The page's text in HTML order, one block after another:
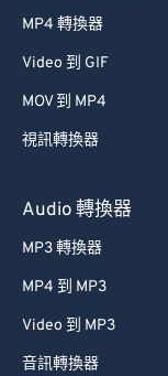
MP4 轉換器
Video 到 GIF
MOV 到 MP4
視訊轉換器
Audio 轉換器
MP3 轉換器
MP4 到 MP3
Video 到 MP3
音訊轉換器